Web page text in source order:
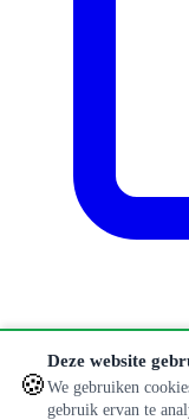
Klopt er iets niet of is
Aanpassing doorgeven
🍪
Deze website
We gebruiken
gebruik ervan te